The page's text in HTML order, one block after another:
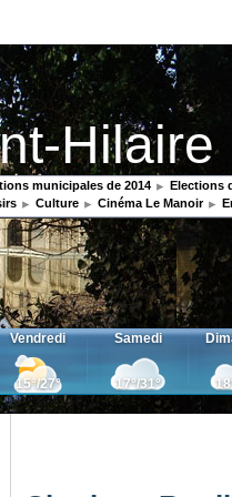
Hilaire
Elections
municipales de 2014
Cinéma Le Manoir
Culture